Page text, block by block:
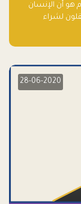
هو أن الإنسان
لشراء
28-06-2020